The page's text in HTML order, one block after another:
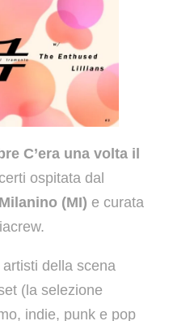
C’era una volta il
ospitata dal
(MI) e curata
della scena
(la selezione
indie, punk e pop